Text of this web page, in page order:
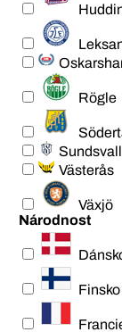
Rögle
Sundsvall
Västerås
Växjö
Národnost
Finsko